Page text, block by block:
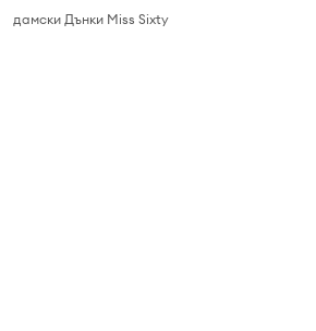
дамски Дънки Miss Sixty